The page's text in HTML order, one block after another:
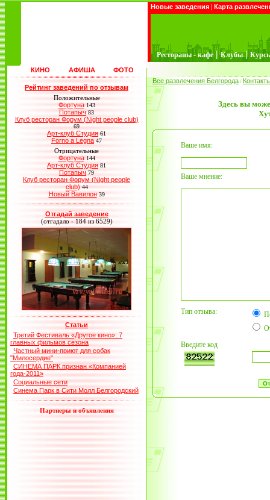
Новые заведения | Карта
Рестораны - кафе | Клубы |
КИНО АФИША ФОТО
Рейтинг заведений по отзывам
Положительные
Фортуна 143
Потапыч 83
Клуб ресторан Форум (Night people club)
69
Арт-клуб Студия 61
Forno a Legna 47
Отрицательные
Фортуна 144
Арт-клуб Студия 81
Потапыч 79
Клуб ресторан Форум (Night people
club) 44
Новый Вавилон 39
Отгадай заведение
(отгадало - 184 из 6529)
Статьи
Третий Фестиваль «Другое кино»: 7
главных фильмов сезона
Частный мини-приют для собак
"Милосердие"
СИНЕМА ПАРК признан «Компанией
года-2011»
Социальные сети
Синема Парк в Сити Молл Белгородский
Партнеры и объявления
Все развлечения Белгорода /
Здесь вы
Ваше имя:
Ваше мнение:
Тип отзыва:
Введите код